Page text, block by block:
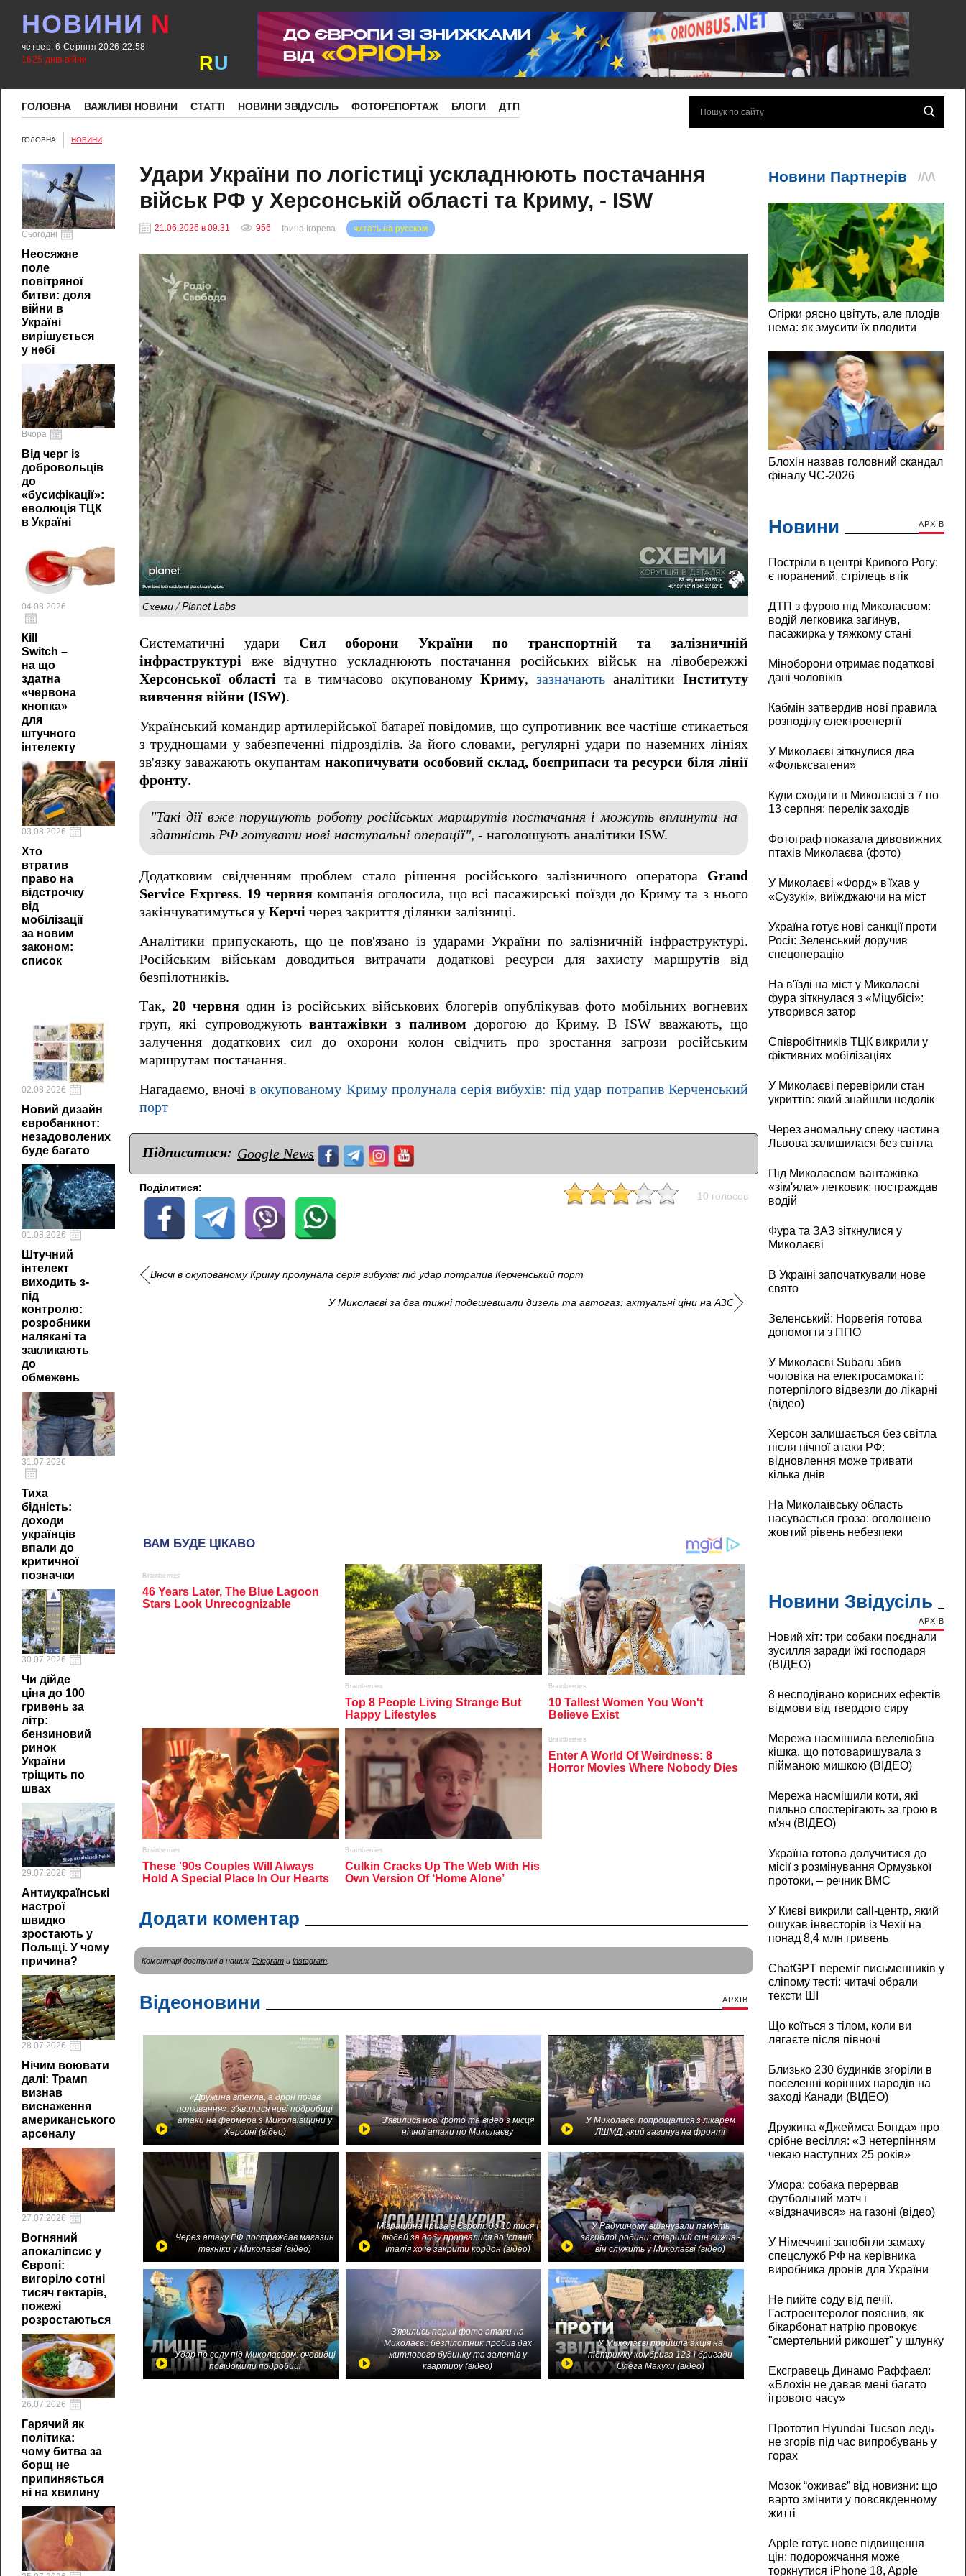
НОВИНИ N
четвер, 6 Серпня 2026 22:58
1625 днів війни
RU
ГОЛОВНА ВАЖЛИВІ НОВИНИ СТАТТІ НОВИНИ ЗВІДУСІЛЬ ФОТОРЕПОРТАЖ БЛОГИ ДТП
ГОЛОВНА НОВИНИ
Сьогодні
Неосяжне
поле
повітряної
битви: доля
війни в
Україні
вирішується
у небі
Вчора
Від черг із
добровольців
до
«бусифікації»:
еволюція ТЦК
в Україні
04.08.2026
Кill
Switch –
на що
здатна
«червона
кнопка»
для
штучного
інтелекту
03.08.2026
Хто
втратив
право на
відстрочку
від
мобілізації
за новим
законом:
список
02.08.2026
Новий дизайн
євробанкнот:
незадоволених
буде багато
01.08.2026
Штучний
інтелект
виходить з-
під
контролю:
розробники
налякані та
закликають
до
обмежень
31.07.2026
Тиха
бідність:
доходи
українців
впали до
критичної
позначки
30.07.2026
Чи дійде
ціна до 100
гривень за
літр:
бензиновий
ринок
України
тріщить по
швах
29.07.2026
Антиукраїнські
настрої
швидко
зростають у
Польщі. У чому
причина?
28.07.2026
Нічим воювати
далі: Трамп
визнав
виснаження
американського
арсеналу
27.07.2026
Вогняний
апокаліпсис у
Європі:
вигоріло сотні
тисяч гектарів,
пожежі
розростаються
26.07.2026
Гарячий як
політика:
чому битва за
борщ не
припиняється
ні на хвилину
Удари України по логістиці ускладнюють постачання
військ РФ у Херсонській області та Криму, - ISW
21.06.2026 в 09:31 956 читать на русском
Ірина Ігорева
Схеми / Planet Labs
Систематичні удари Сил оборони України по транспортній та залізничній
інфраструктурі вже відчутно ускладнюють постачання російських військ на лівобережжі
Херсонської областіта в тимчасово окупованомуКриму, зазначаютьаналітики Інституту
вивчення війни (ISW).
Український командир артилерійської батареї повідомив, що супротивник все частіше стикається
з труднощами у забезпеченні підрозділів. За його словами, регулярні удари по наземних лініях
зв'язку заважають окупантам накопичувати особовий склад, боєприпаси та ресурси біля лінії
фронту.
"Такі дії вже порушують роботу російських маршрутів постачання і можуть вплинути на
здатність РФ готувати нові наступальні операції", - наголошують аналітики ISW.
Додатковим свідченням проблем стало рішення російського залізничного оператора Grand
Service Express. 19 червнякомпанія оголосила, що всі пасажирські поїзди до Криму та з нього
закінчуватимуться у Керчі через закриття ділянки залізниці.
Аналітики припускають, що це пов'язано із ударами України по залізничній інфраструктурі.
Російським військам доводиться витрачати додаткові ресурси для захисту маршрутів від
безпілотників.
Так, 20 червняодин із російських військових блогерів опублікував фото мобільних вогневих
груп, які супроводжуютьвантажівки з паливом дорогою до Криму. В ISW вважають, що
залучення додаткових сил до охорони колон свідчить про зростання загрози російським
маршрутам постачання.
Нагадаємо, вночів окупованому Криму пролунала серія вибухів: під удар потрапив Керченський
порт
Підписатися: Google News
Поділитися:
10 голосов
Вночі в окупованому Криму пролунала серія вибухів: під удар потрапив Керченський порт
У Миколаєві за два тижні подешевшали дизель та автогаз: актуальні ціни на АЗС
Додати коментар
Коментарі доступні в наших Telegram и instagram
Відеоновини АРХІВ
«Дружина втекла, а дрон почав
полювання»: з'явилися нові подробиці
атаки на фермера з Миколаївщини у
Херсоні (відео)
З'явилися нові фото та відео з місця
нічної атаки по Миколаєву
У Миколаєві попрощалися з лікарем
ЛШМД, який загинув на фронті
Через атаку РФ постраждав магазин
техніки у Миколаєві (відео)
Міграційна криза в Європі: до 10 тисяч
людей за добу прорвалися до Іспанії,
Італія хоче закрити кордон (відео)
У Радушному вшанували пам'ять
загиблої родини: старший син вижив -
він служить у Миколаєві (відео)
Удар по селу під Миколаєвом: очевидці
повідомили подробиці
З'явились перші фото атаки на
Миколаєві: безпілотник пробив дах
житлового будинку та залетів у
квартиру (відео)
У Миколаєві пройшла акція на
підтримку комбрига 123-ї бригади
Олега Макухи (відео)
Новини АРХІВ
Постріли в центрі Кривого Рогу:
є поранений, стрілець втік
ДТП з фурою під Миколаєвом:
водій легковика загинув,
пасажирка у тяжкому стані
Міноборони отримає податкові
дані чоловіків
Кабмін затвердив нові правила
розподілу електроенергії
У Миколаєві зіткнулися два
«Фольксвагени»
Куди сходити в Миколаєві з 7 по
13 серпня: перелік заходів
Фотограф показала дивовижних
птахів Миколаєва (фото)
У Миколаєві «Форд» в'їхав у
«Сузукі», виїжджаючи на міст
Україна готує нові санкції проти
Росії: Зеленський доручив
спецоперацію
На в'їзді на міст у Миколаєві
фура зіткнулася з «Міцубісі»:
утворився затор
Співробітників ТЦК викрили у
фіктивних мобілізаціях
У Миколаєві перевірили стан
укриттів: який знайшли недолік
Через аномальну спеку частина
Львова залишилася без світла
Під Миколаєвом вантажівка
«зім'яла» легковик: постраждав
водій
Фура та ЗАЗ зіткнулися у
Миколаєві
В Україні започаткували нове
свято
Зеленський: Норвегія готова
допомогти з ППО
У Миколаєві Subaru збив
чоловіка на електросамокаті:
потерпілого відвезли до лікарні
(відео)
Херсон залишається без світла
після нічної атаки РФ:
відновлення може тривати
кілька днів
На Миколаївську область
насувається гроза: оголошено
жовтий рівень небезпеки
Новини Звідусіль
АРХІВ
Новий хіт: три собаки поєднали
зусилля заради їжі господаря
(ВІДЕО)
8 несподівано корисних ефектів
відмови від твердого сиру
Мережа насмішила велелюбна
кішка, що потоваришувала з
пійманою мишкою (ВІДЕО)
Мережа насмішили коти, які
пильно спостерігають за грою в
м'яч (ВІДЕО)
Україна готова долучитися до
місії з розмінування Ормузької
протоки, – речник ВМС
У Києві викрили call-центр, який
ошукав інвесторів із Чехії на
понад 8,4 млн гривень
ChatGPT переміг письменників у
сліпому тесті: читачі обрали
тексти ШІ
Що коїться з тілом, коли ви
лягаєте після півночі
Близько 230 будинків згоріли в
поселенні корінних народів на
заході Канади (ВІДЕО)
Дружина «Джеймса Бонда» про
срібне весілля: «З нетерпінням
чекаю наступних 25 років»
Умора: собака перервав
футбольний матч і
«відзначився» на газоні (відео)
У Німеччині запобігли замаху
спецслужб РФ на керівника
виробника дронів для України
Не пийте соду від печії.
Гастроентеролог пояснив, як
бікарбонат натрію провокує
"смертельний рикошет" у шлунку
Ексгравець Динамо Раффаел:
«Блохін не давав мені багато
ігрового часу»
Прототип Hyundai Tucson ледь
не згорів під час випробувань у
горах
Мозок “оживає” від новизни: що
варто змінити у повсякденному
житті
Apple готує нове підвищення
цін: подорожчання може
торкнутися iPhone 18, Apple